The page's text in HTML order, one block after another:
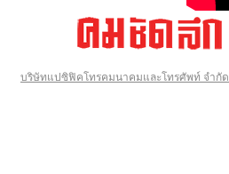
บริษัทแปซิฟิคโทรคมนาคมและโทรศัพท์ จำกัด